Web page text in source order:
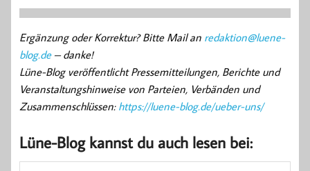
Ergänzung oder Korrektur? Bitte Mail an redaktion@luene-
blog.de– danke!
Lüne-Blog veröffentlicht Pressemitteilungen, Berichte und
Veranstaltungshinweise von Parteien, Verbänden und
Zusammenschlüssen: https://luene-blog.de/ueber-uns/
Lüne-Blog kannst du auch lesen bei: